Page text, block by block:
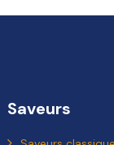
Saveurs